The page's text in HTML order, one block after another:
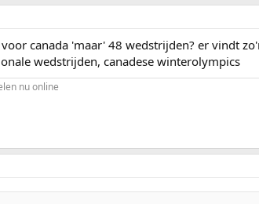
canada 'maar' 48 wedstrijden? er vindt
wedstrijden, canadese winterolympics
nu online